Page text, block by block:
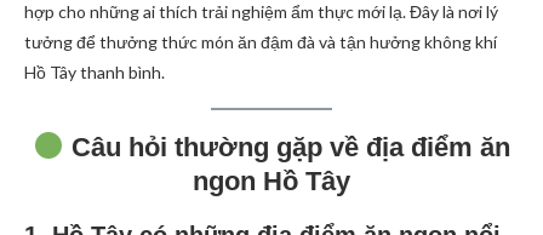
hợp cho những ai thích trải nghiệm ẩm thực mới lạ. Đây là nơi lý
tưởng để thưởng thức món ăn đậm đà và tận hưởng không khí
Hồ Tây thanh bình.
Câu hỏi thường gặp về địa điểm ăn
ngon Hồ Tây